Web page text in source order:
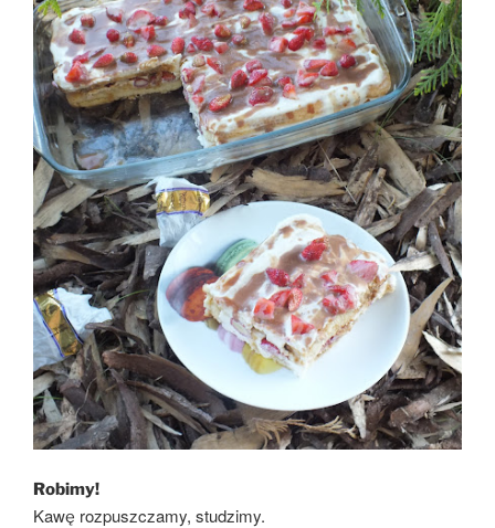
Robimy!
Kawę rozpuszczamy, studzimy.